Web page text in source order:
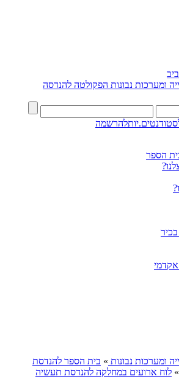
ומערכות נבונות הפקולטה להנדסה
להרשמה
הספר
אקדמי
ומערכות נבונות » בית הספר להנדסת
» לוח ארועים במחלקה להנדסת תעשיה